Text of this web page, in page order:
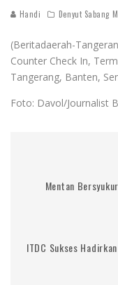
Handi Denyut Sabang
(Beritadaerah-
Counter Check In,
Tangerang, Banten,
Foto: Davol/Journalist
Mentan
ITDC Sukses